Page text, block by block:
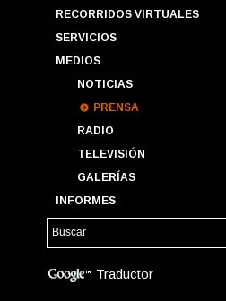
RECORRIDOS VIRTUALES
SERVICIOS
MEDIOS
NOTICIAS
PRENSA
RADIO
TELEVISIÓN
GALERÍAS
INFORMES
Traductor